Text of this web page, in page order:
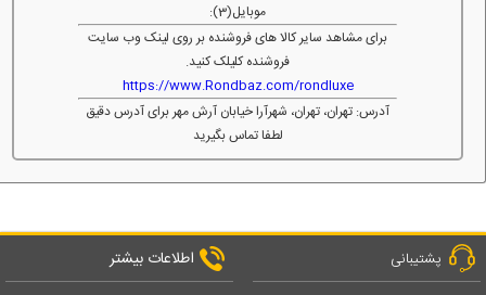
موبایل(3):
برای مشاهد سایر کالا های فروشنده بر روی لینک وب سایت
فروشنده کلیلک کنید.
https://www.Rondbaz.com/rondluxe
آدرس: تهران، تهران، شهرآرا خیابان آرش مهر برای آدرس دقیق
لطفا تماس بگیرید
پشتیبانی اطلاعات بیشتر